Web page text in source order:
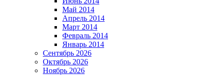
Май 2014
Апрель 2014
Март 2014
Февраль 2014
Январь 2014
Сентябрь 2026
Октябрь 2026
Ноябрь 2026